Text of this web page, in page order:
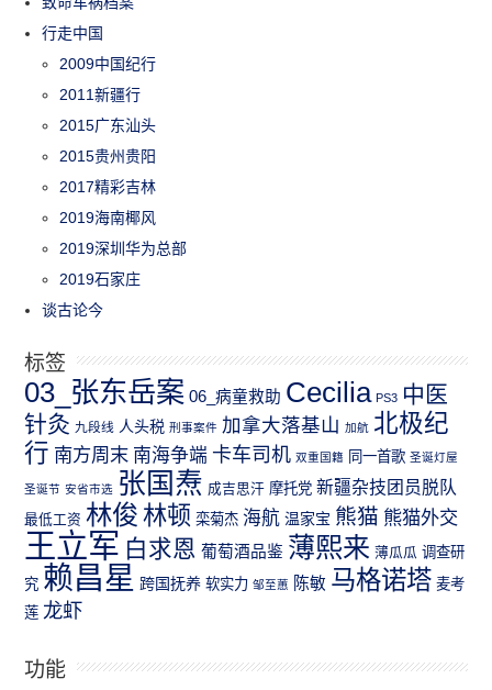
行走中国
2009中国纪行
2011新疆行
2015广东汕头
2015贵州贵阳
2017精彩吉林
2019海南椰风
2019深圳华为总部
2019石家庄
谈古论今
标签
03_张东岳案 06_病童救助 Cecilia PS3 中医
针灸 九段线 人头税 刑事案件 加拿大落基山 加航 北极纪
行 南方周末 南海争端 卡车司机 双重国籍 同一首歌 圣诞灯屋
圣诞节 安省市选 张国焘 成吉思汗 摩托党 新疆杂技团员脱队
最低工资 林俊 林顿 栾菊杰 海航 温家宝 熊猫 熊猫外交
王立军 白求恩 葡萄酒品鉴 薄熙来 薄瓜瓜 调查研
究 赖昌星 跨国抚养 软实力 邹至蕙 陈敏 马格诺塔 麦考
莲 龙虾
功能